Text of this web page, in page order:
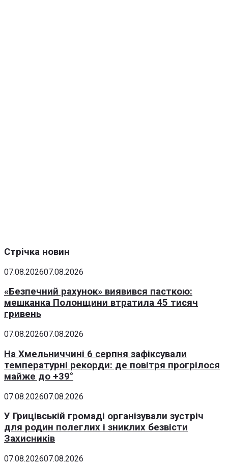
Стрічка новин
07.08.202607.08.2026
«Безпечний рахунок» виявився пасткою:
мешканка Полонщини втратила 45 тисяч
гривень
07.08.202607.08.2026
На Хмельниччині 6 серпня зафіксували
температурні рекорди: де повітря прогрілося
майже до +39°
07.08.202607.08.2026
У Грицівській громаді організували зустріч
для родин полеглих і зниклих безвісти
Захисників
07.08.202607.08.2026